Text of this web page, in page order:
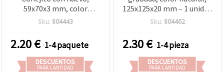
59x70x3 mm, color
natural - Pack de 5 uds
Sku: 804443
2.20€ 1-4 paquete
DESCUENTOS
PARA CANTIDAD
125x125x20 mm – 1 unidad
para manualidades
Sku: 804462
2.30€ 1-4 pieza
DESCUENTOS
PARA CANTIDAD